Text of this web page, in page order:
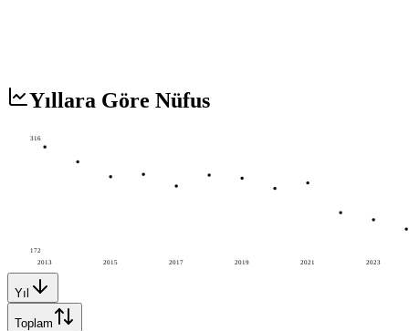
Yıllara Göre Nüfus
2013 2015 2017 2019 2021 2023
316
172
Yıl
Toplam